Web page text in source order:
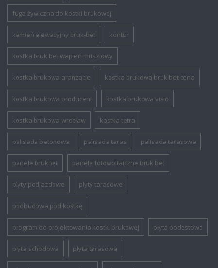
fuga żywiczna do kostki brukowej
kamień elewacyjny bruk-bet kontur
kostka bruk bet wapień muszlowy
kostka brukowa aranżacje kostka brukowa bruk bet cena
kostka brukowa producent kostka brukowa visio
kostka brukowa wrocław kostka tetra
palisada betonowa palisada taras palisada tarasowa
panele brukbet panele fotowoltaiczne bruk bet
plyty podjazdowe plyty tarasowe
podbudowa pod kostkę
program do projektowania kostki brukowej płyta podestowa
płyta schodowa płyta tarasowa